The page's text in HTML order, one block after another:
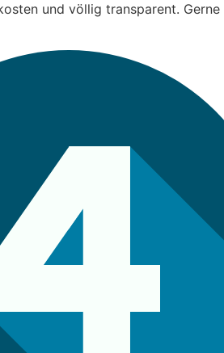
und völlig transparent. Gerne